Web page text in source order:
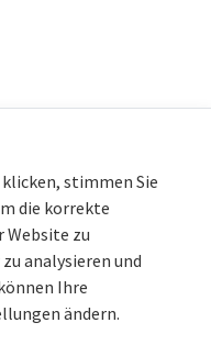
vom meer
500 m
Rovinj
klicken, stimmen Sie
die korrekte
Website zu
analysieren und
Ihre
ändern.